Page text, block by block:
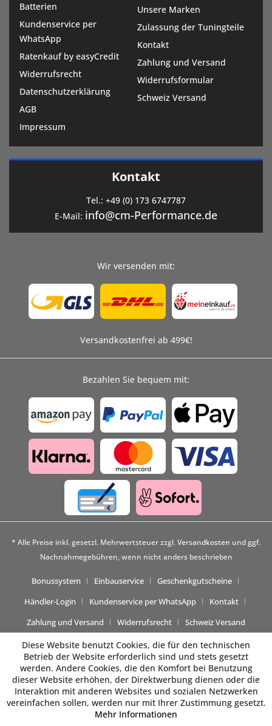
Batterien
Kundenservice per
WhatsApp
Ratenkauf by easyCredit
Widerrufsrecht
Datenschutzerklärung
AGB
Impressum
Unsere Marken
Zulassung der Tuningteile
Kontakt
Zahlung und Versand
Widerrufsformular
Schweiz Versand
Kontakt
Tel.: +49 (0) 173 6747787
E-Mail: info@cm-Performance.de
Wir versenden mit:
Versandkostenfrei ab 499€!
Bezahlen Sie bequem mit:
* Alle Preise inkl. gesetzl. Mehrwertsteuer zzgl.Versandkosten und ggf.
Nachnahmegebühren, wenn nicht anders beschrieben
Bonussystem Einbauservice
Geschenkgutscheine
Händler-Login
Kundenservice per WhatsApp
Kontakt
Zahlung und Versand
Widerrufsrecht Schweiz Versand
Diese Website benutzt Cookies, die für den technischen
Betrieb der Website erforderlich sind und stets gesetzt
werden. Andere Cookies, die den Komfort bei Benutzung
dieser Website erhöhen, der Direktwerbung dienen oder die
Interaktion mit anderen Websites und sozialen Netzwerken
vereinfachen sollen, werden nur mit Ihrer Zustimmung gesetzt.
Mehr Informationen